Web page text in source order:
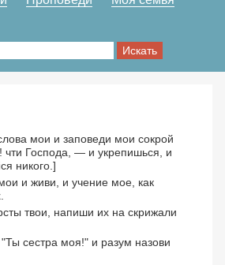
мои и заповеди мои сокрой
Господа, — и укрепишься, и
никого.]
и живи, и учение мое, как
твои, напиши их на скрижали
сестра моя!" и разум назови